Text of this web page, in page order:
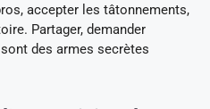
accepter les tâtonnements,
Partager, demander
des armes secrètes